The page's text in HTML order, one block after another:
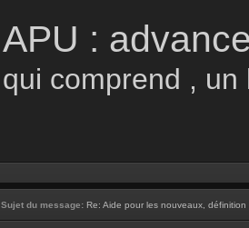
APU :
qui comprend ,
Sujet du message: Re: Aide pour les nouveaux,